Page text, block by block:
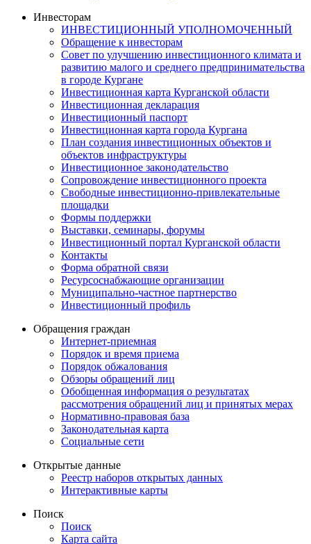
Инвесторам
ИНВЕСТИЦИОННЫЙ УПОЛНОМОЧЕННЫЙ
Обращение к инвесторам
Совет по улучшению инвестиционного климата и
развитию малого и среднего предпринимательства
в городе Кургане
Инвестиционная карта Курганской области
Инвестиционная декларация
Инвестиционный паспорт
Инвестиционная карта города Кургана
План создания инвестиционных объектов и
объектов инфраструктуры
Инвестиционное законодательство
Сопровождение инвестиционного проекта
Свободные инвестиционно-привлекательные
площадки
Формы поддержки
Выставки, семинары, форумы
Инвестиционный портал Курганской области
Контакты
Форма обратной связи
Ресурсоснабжающие организации
Муниципально-частное партнерство
Инвестиционный профиль
Обращения граждан
Интернет-приемная
Порядок и время приема
Порядок обжалования
Обзоры обращений лиц
Обобщенная информация о результатах
рассмотрения обращений лиц и принятых мерах
Нормативно-правовая база
Законодательная карта
Социальные сети
Открытые данные
Реестр наборов открытых данных
Интерактивные карты
Поиск
Поиск
Карта сайта